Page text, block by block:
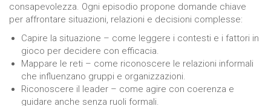
consapevolezza. Ogni episodio propone domande chiave
per affrontare situazioni, relazioni e decisioni complesse:
Capire la situazione – come leggere i contesti e i fattori in
gioco per decidere con efficacia.
Mappare le reti – come riconoscere le relazioni informali
che influenzano gruppi e organizzazioni.
Riconoscere il leader – come agire con coerenza e
guidare anche senza ruoli formali.
come viene
utilizzato il
sito Web.
Funzionali
Affinché il
nostro sito web